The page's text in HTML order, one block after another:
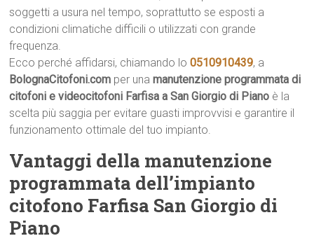
soggetti a usura nel tempo, soprattutto se esposti a
condizioni climatiche difficili o utilizzati con grande
frequenza.
Ecco perché affidarsi, chiamando lo0510910439, a
BolognaCitofoni.com per unamanutenzione programmata di
citofoni e videocitofoni Farfisa a San Giorgio di Piano è la
scelta più saggia per evitare guasti improvvisi e garantire il
funzionamento ottimale del tuo impianto.
Vantaggi della manutenzione
programmata dell’impianto
citofono Farfisa San Giorgio di
Piano